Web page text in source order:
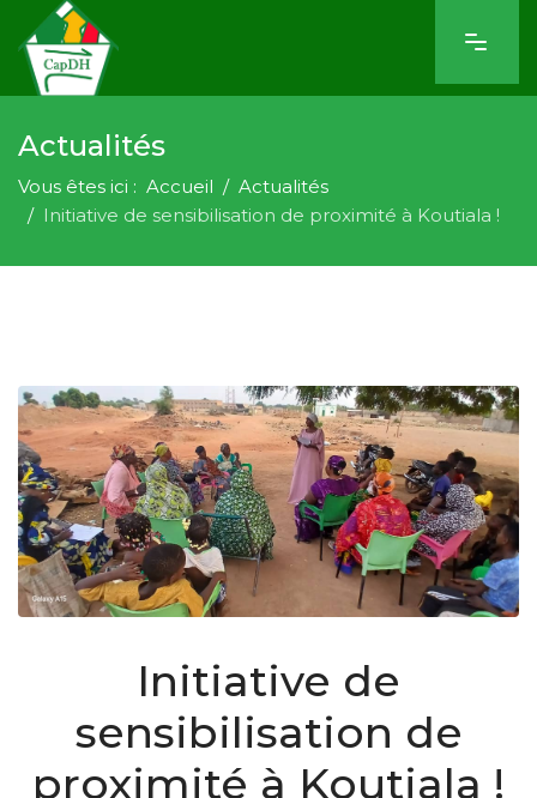
Actualités
Vous êtes ici : Accueil
Actualités
Initiative de sensibilisation de proximité à Koutiala !
Initiative de
sensibilisation de
proximité à Koutiala !